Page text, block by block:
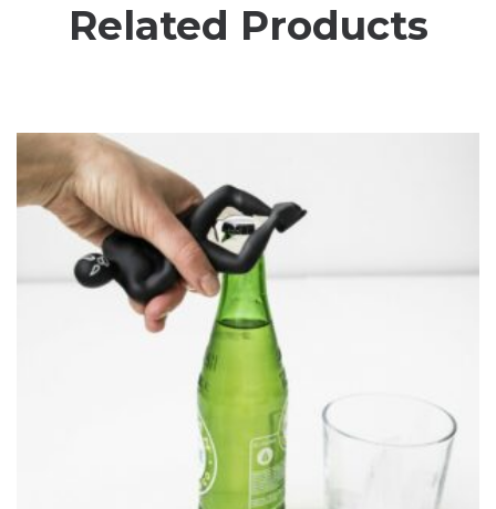
Related Products